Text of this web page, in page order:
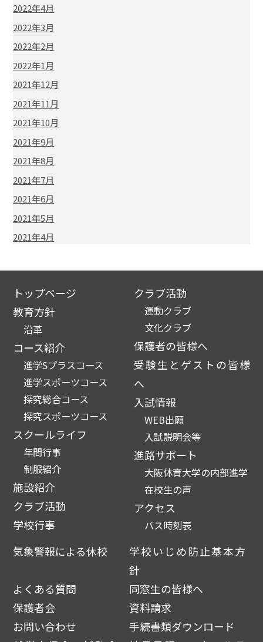
2022年4月
2022年3月
2022年2月
2022年1月
2021年12月
2021年11月
2021年10月
2021年9月
2021年8月
2021年7月
2021年6月
2021年5月
2021年4月
トップページ
教育方針
沿革
コース紹介
進学Sプラスコース
進学スポーツコース
探究総合コース
探究スポーツコース
スクールライフ
年間行事
制服紹介
施設紹介
クラブ活動
学校行事
クラブ活動
運動クラブ
文化クラブ
保護者の皆様へ
受験生とゲストの皆様
へ
入試情報
WEB出願
入試説明会等
進路サポート
大阪体育大学の内部進学
在校生の声
アクセス
バス時刻表
気象警報による休校
学校いじめ防止基本方
針
よくある質問
同窓生の皆様へ
保護者会
資料請求
お問い合わせ
手続書類ダウンロード